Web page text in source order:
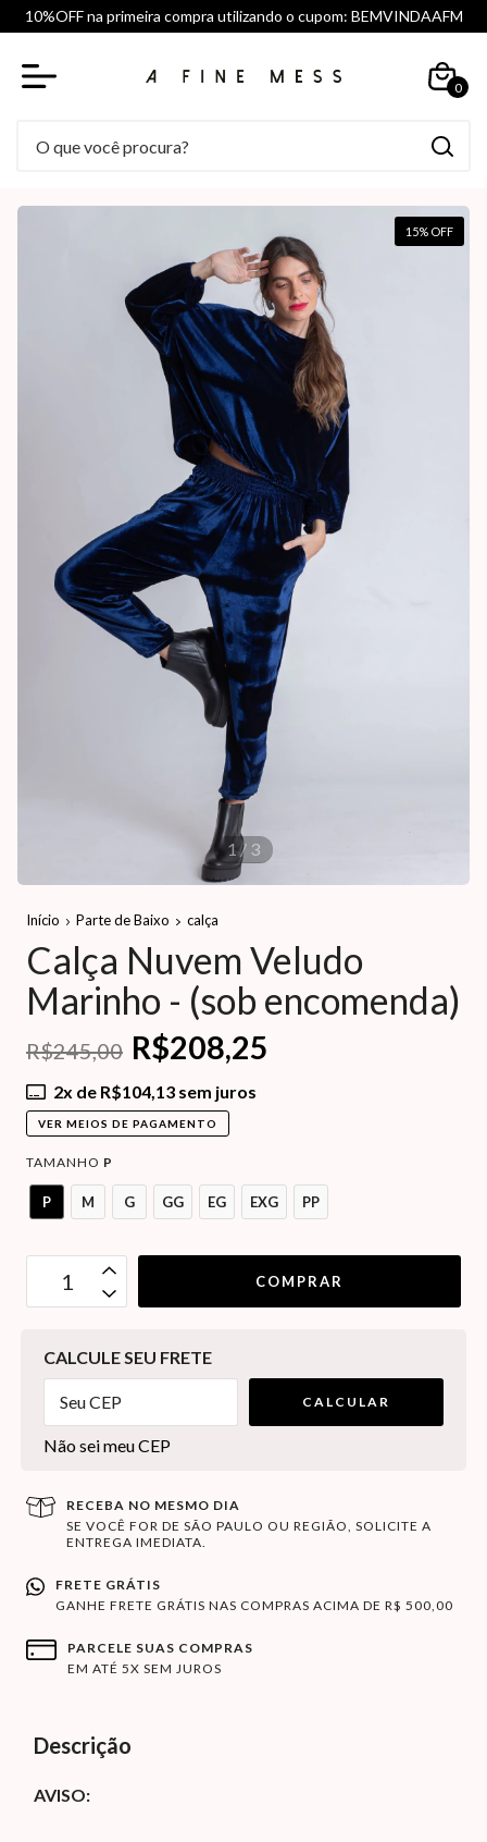
10%OFF na primeira compra utilizando o cupom: BEMVINDAAFM
0
15% OFF
1/ 3
Início Parte de Baixo calça
Calça Nuvem Veludo
Marinho - (sob encomenda)
R$245,00 R$208,25
2x de R$104,13 sem juros
VER MEIOS DE PAGAMENTO
TAMANHO P
P M G GG EG EXG PP
OPÇÕES DE FRETE
CALCULE SEU FRETE
CALCULAR
Não sei meu CEP
RECEBA NO MESMO DIA
SE VOCÊ FOR DE SÃO PAULO OU REGIÃO, SOLICITE A
ENTREGA IMEDIATA.
FRETE GRÁTIS
GANHE FRETE GRÁTIS NAS COMPRAS ACIMA DE R$ 500,00
PARCELE SUAS COMPRAS
EM ATÉ 5X SEM JUROS
Descrição
AVISO: